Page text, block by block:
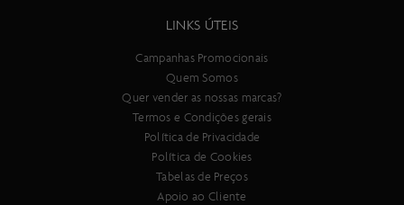
LINKS ÚTEIS
Campanhas Promocionais
Quem Somos
Quer vender as nossas marcas?
Termos e Condições gerais
Política de Privacidade
Política de Cookies
Tabelas de Preços
Apoio ao Cliente